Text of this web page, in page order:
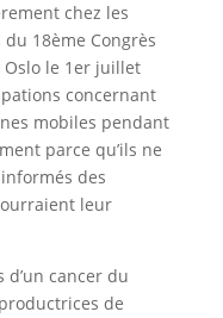
chez les
18ème Congrès
Oslo le 1er juillet
concernant
mobiles pendant
parce qu’ils ne
des
leur
cancer du
de